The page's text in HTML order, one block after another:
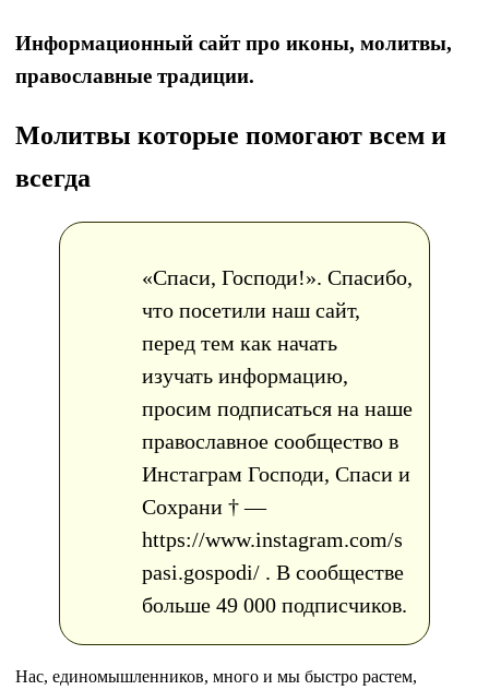
Информационный сайт про иконы, молитвы,
православные традиции.
Молитвы которые помогают всем и
всегда
«Спаси, Господи!». Спасибо,
что посетили наш сайт,
перед тем как начать
изучать информацию,
просим подписаться на наше
православное сообщество в
Инстаграм Господи, Спаси и
Сохрани † —
https://www.instagram.com/s
pasi.gospodi/ . В сообществе
больше 49 000 подписчиков.
Нас, единомышленников, много и мы быстро растем,